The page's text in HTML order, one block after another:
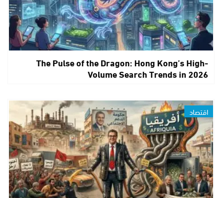
The Pulse of the Dragon: Hong Kong’s High-
Volume Search Trends in 2026
اقتصاد